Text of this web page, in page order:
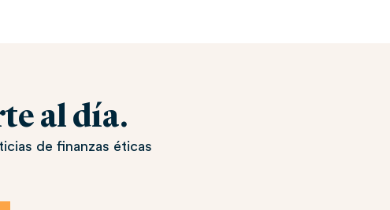
al día.
de finanzas éticas